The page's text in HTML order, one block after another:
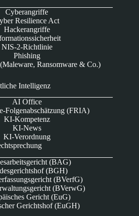
Cyberangriffe
Resilience Act
Hackerangriffe
NIS-2-Richtlinie
Phishing
Ransomware & Co.)
Intelligenz
AI Office
Folgenabschätzung (FRIA)
KI-Kompetenz
KI-News
KI-Verordnung
(BAG)
(BGH)
(BVerfG)
(BVerwG)
Gericht (EuG)
Gerichtshof (EuGH)